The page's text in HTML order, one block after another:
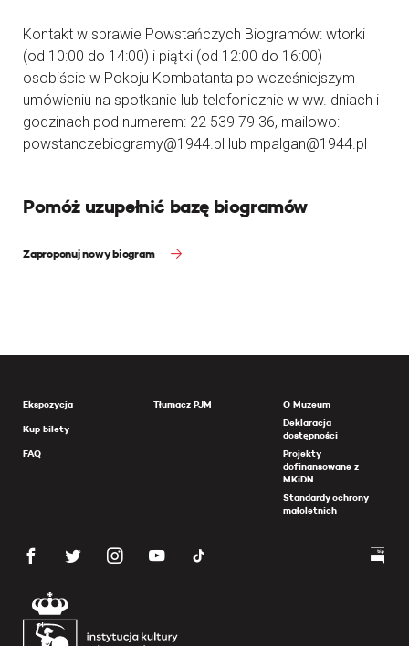
Kontakt w sprawie Powstańczych Biogramów: wtorki
(od 10:00 do 14:00) i piątki (od 12:00 do 16:00)
osobiście w Pokoju Kombatanta po wcześniejszym
umówieniu na spotkanie lub telefonicznie w ww. dniach i
godzinach pod numerem: 22 539 79 36, mailowo:
powstanczebiogramy@1944.pl lub mpalgan@1944.pl
Pomóż uzupełnić bazę biogramów
Zaproponuj nowy biogram
Ekspozycja
Kup bilety
FAQ
Tłumacz PJM
O Muzeum
Deklaracja
dostępności
Projekty
dofinansowane z
MKiDN
Standardy ochrony
małoletnich